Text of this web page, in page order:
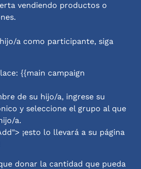
vendiendo productos o
a como participante, siga
{{main campaign
de su hijo/a, ingrese su
y seleccione el grupo al que
a.
¡esto lo llevará a su página
donar la cantidad que pueda